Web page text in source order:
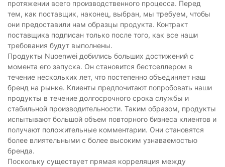
протяжении всего производственного процесса. Перед
тем, как поставщик, наконец, выбран, мы требуем, чтобы
они предоставили нам образцы продукта. Контракт
поставщика подписан только после того, как все наши
требования будут выполнены.
Продукты Nuoenwei добились больших достижений с
момента его запуска. Он становится бестселлером в
течение нескольких лет, что постепенно объединяет наш
бренд на рынке. Клиенты предпочитают попробовать наши
продукты в течение долгосрочного срока службы и
стабильной производительности. Таким образом, продукты
испытывают большой объем повторного бизнеса клиентов и
получают положительные комментарии. Они становятся
более влиятельными с более высоким узнаваемостью
бренда.
Поскольку существует прямая корреляция между